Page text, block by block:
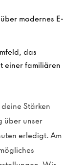
modernes E-
das
einer familiären
Stärken
über unser
erledigt. Am